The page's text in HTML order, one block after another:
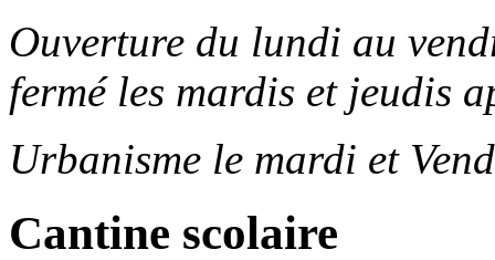
Ouverture du lundi au
fermé les mardis et jeudis
Urbanisme le mardi et
Cantine scolaire